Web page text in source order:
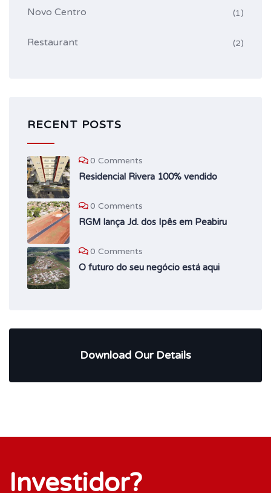
Novo Centro (1)
Restaurant (2)
RECENT POSTS
0 Comments
Residencial Rivera 100% vendido
0 Comments
RGM lança Jd. dos Ipês em Peabiru
0 Comments
O futuro do seu negócio está aqui
Download Our Details
Investidor?